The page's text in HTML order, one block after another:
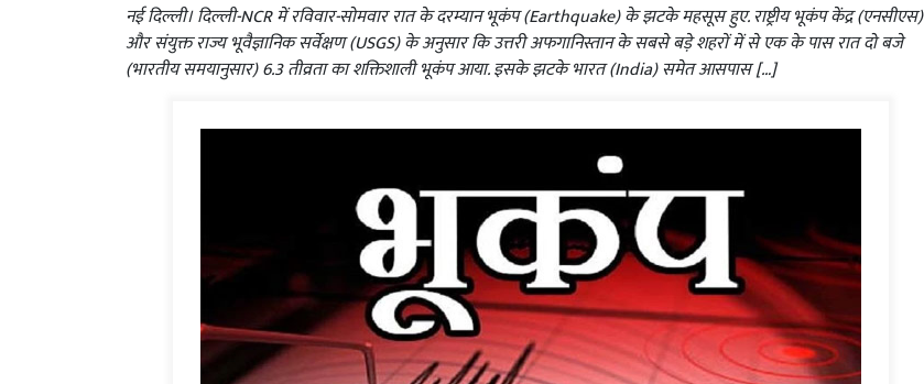
नई दिल्ली। दिल्ली-NCR में रविवार-सोमवार रात के दरम्यान भूकंप (Earthquake) के झटके महसूस हुए. राष्ट्रीय भूकंप केंद्र (एनसीएस)
और संयुक्त राज्य भूवैज्ञानिक सर्वेक्षण (USGS) के अनुसार कि उत्तरी अफगानिस्तान के सबसे बड़े शहरों में से एक के पास रात दो बजे
(भारतीय समयानुसार) 6.3 तीव्रता का शक्तिशाली भूकंप आया. इसके झटके भारत (India) समेत आसपास […]